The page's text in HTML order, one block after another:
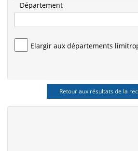
Département
Elargir aux départements
Retour aux résultats de la